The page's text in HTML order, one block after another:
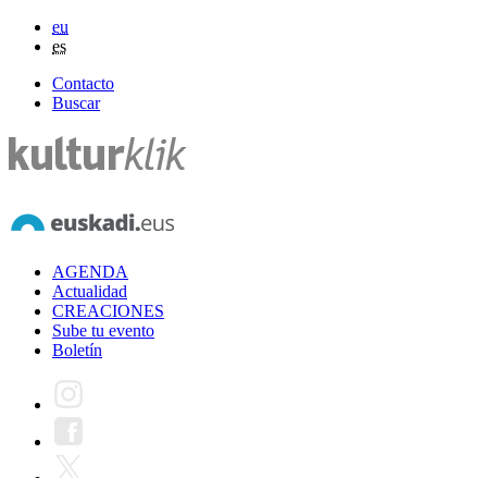
eu
es
Contacto
Buscar
AGENDA
Actualidad
CREACIONES
Sube tu evento
Boletín